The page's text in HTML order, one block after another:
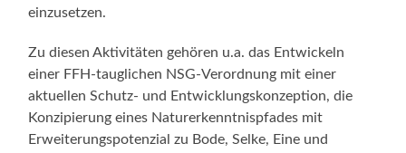
einzusetzen.
Zu diesen Aktivitäten gehören u.a. das Entwickeln
einer FFH-tauglichen NSG-Verordnung mit einer
aktuellen Schutz- und Entwicklungskonzeption, die
Konzipierung eines Naturerkenntnispfades mit
Erweiterungspotenzial zu Bode, Selke, Eine und